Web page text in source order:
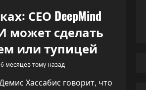
СЕО DeepMind
может сделать
или тупицей
месяцев тому назад
Хассабис говорит, что